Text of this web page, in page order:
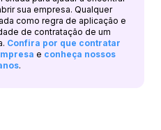
sua empresa. Qualquer
como regra de aplicação e
de contratação de um
Confira por que contratar
e conheça nossos
.